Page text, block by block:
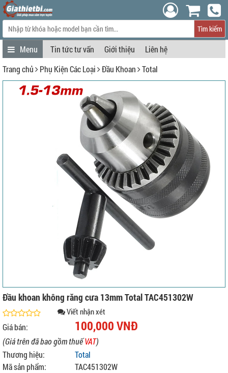
Tìm kiếm
Tin tức tư vấn Giới thiệu
Liên hệ
Trang chủ
Phụ Kiện Các Loại Đầu Khoan Total
Đầu khoan không răng cưa 13mm Total TAC451302W
Viết nhận xét
Giá bán: 100,000 VNĐ
(Giá trên đã bao gồm thuếVAT)
Thương hiệu:
Total
Mã sản phẩm:
TAC451302W